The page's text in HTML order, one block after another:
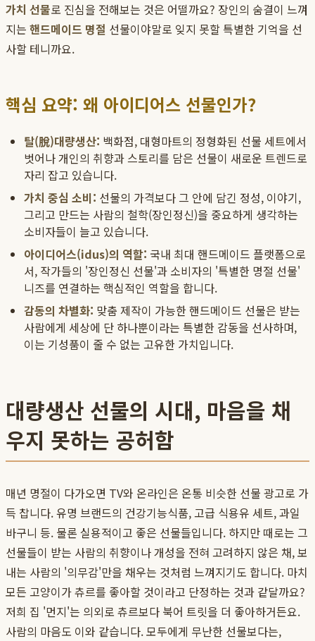
가치 선물로 진심을 전해보는 것은 어떨까요? 장인의 숨결이 느껴
지는 핸드메이드 명절 선물이야말로 잊지 못할 특별한 기억을 선
사할 테니까요.
핵심 요약: 왜 아이디어스 선물인가?
탈(脫)대량생산: 백화점, 대형마트의 정형화된 선물 세트에서
벗어나 개인의 취향과 스토리를 담은 선물이 새로운 트렌드로
자리 잡고 있습니다.
가치 중심 소비: 선물의 가격보다 그 안에 담긴 정성, 이야기,
그리고 만드는 사람의 철학(장인정신)을 중요하게 생각하는
소비자들이 늘고 있습니다.
아이디어스(idus)의 역할: 국내 최대 핸드메이드 플랫폼으로
서, 작가들의 '장인정신 선물'과 소비자의 '특별한 명절 선물'
니즈를 연결하는 핵심적인 역할을 합니다.
감동의 차별화: 맞춤 제작이 가능한 핸드메이드 선물은 받는
사람에게 세상에 단 하나뿐이라는 특별한 감동을 선사하며,
이는 기성품이 줄 수 없는 고유한 가치입니다.
대량생산 선물의 시대, 마음을 채
우지 못하는 공허함
매년 명절이 다가오면 TV와 온라인은 온통 비슷한 선물 광고로 가
득 찹니다. 유명 브랜드의 건강기능식품, 고급 식용유 세트, 과일
바구니 등. 물론 실용적이고 좋은 선물들입니다. 하지만 때로는 그
선물들이 받는 사람의 취향이나 개성을 전혀 고려하지 않은 채, 보
내는 사람의 '의무감'만을 채우는 것처럼 느껴지기도 합니다. 마치
모든 고양이가 츄르를 좋아할 것이라고 단정하는 것과 같달까요?
저희 집 '먼지'는 의외로 츄르보다 북어 트릿을 더 좋아하거든요.
사람의 마음도 이와 같습니다. 모두에게 무난한 선물보다는,